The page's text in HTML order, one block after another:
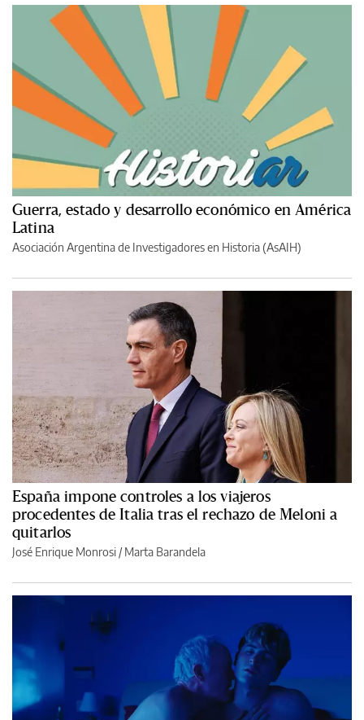
Guerra, estado y desarrollo económico en América
Latina
Asociación Argentina de Investigadores en Historia (AsAIH)
España impone controles a los viajeros
procedentes de Italia tras el rechazo de Meloni a
quitarlos
José Enrique Monrosi / Marta Barandela